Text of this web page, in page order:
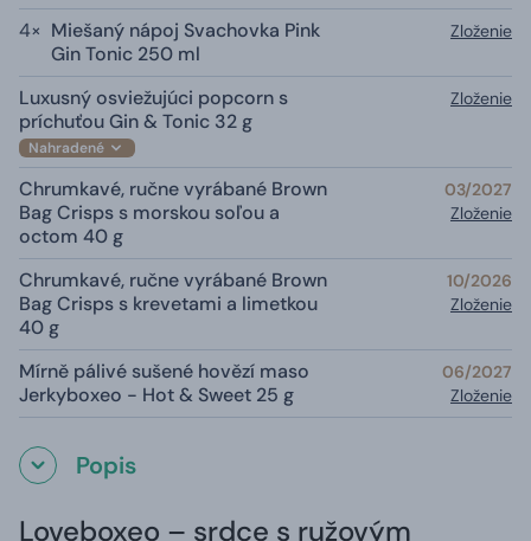
4× Miešaný nápoj Svachovka Pink
Gin Tonic 250 ml
Zloženie
Luxusný osviežujúci popcorn s
príchuťou Gin & Tonic 32 g
Nahradené
Zloženie
Chrumkavé, ručne vyrábané Brown
Bag Crisps s morskou soľou a
octom 40 g
03/2027
Zloženie
Chrumkavé, ručne vyrábané Brown
Bag Crisps s krevetami a limetkou
40 g
10/2026
Zloženie
Mírně pálivé sušené hovězí maso
Jerkyboxeo - Hot & Sweet 25 g
06/2027
Zloženie
Popis
Loveboxeo – srdce s ružovým